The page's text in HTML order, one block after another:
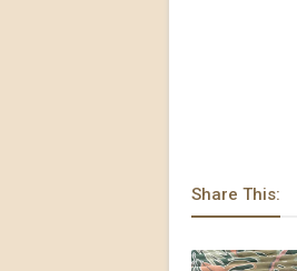
Share This: